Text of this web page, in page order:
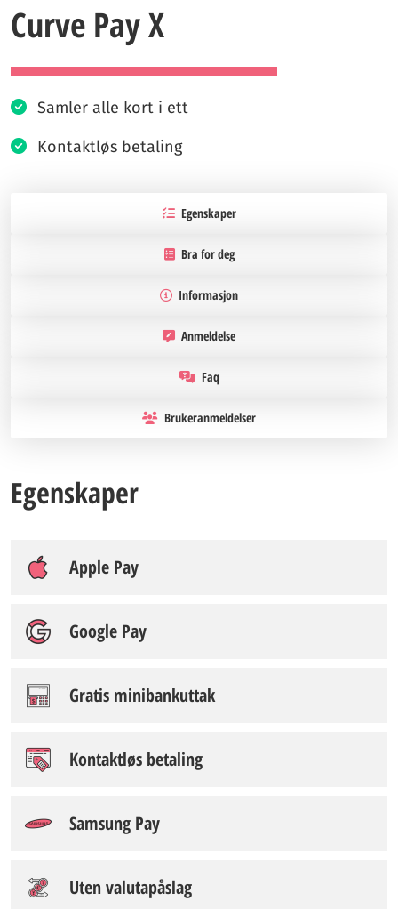
Curve Pay X
Samler alle kort i ett
Kontaktløs betaling
Egenskaper
Bra for deg
Informasjon
Anmeldelse
Faq
Brukeranmeldelser
Egenskaper
Apple Pay
Google Pay
Gratis minibankuttak
Kontaktløs betaling
Samsung Pay
Uten valutapåslag